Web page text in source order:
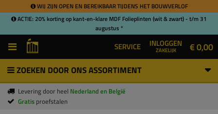
WIJ ZIJN OPEN EN BEREIKBAAR TIJDENS HET BOUWVERLOF
ACTIE: 20% korting op kant-en-klare MDF Folieplinten (wit & zwart) - t/m 31
augustus *
SERVICE INLOGGEN
ZAKELIJK € 0,00
ZOEKEN DOOR ONS ASSORTIMENT
Levering door heel Nederland en België
Gratis proefstalen